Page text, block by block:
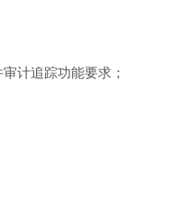
计追踪功能要求；